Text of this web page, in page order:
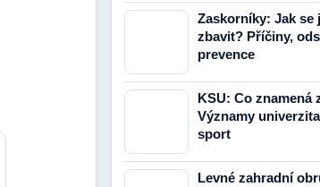
Zaskorníky: Jak se
zbavit? Příčiny,
prevence
KSU: Co znamená
Významy
sport
Levné zahradní